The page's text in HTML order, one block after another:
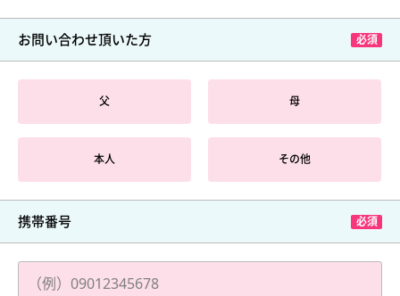
お問い合わせ頂いた方
父 母
本人 その他
携帯番号